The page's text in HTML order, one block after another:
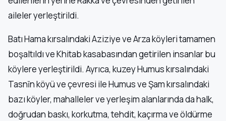
aileler yerleştirildi.
Batı Hama kırsalındaki Aziziye ve Arza köyleri tamamen
boşaltıldı ve Khitab kasabasından getirilen insanlar bu
köylere yerleştirildi. Ayrıca, kuzey Humus kırsalındaki
Tasnīn köyü ve çevresi ile Humus ve Şam kırsalındaki
bazı köyler, mahalleler ve yerleşim alanlarında da halk,
doğrudan baskı, korkutma, tehdit, kaçırma ve öldürme